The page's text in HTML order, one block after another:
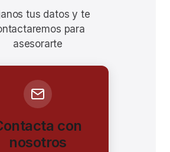
tus datos y te
para
asesorarte
con
nosotros